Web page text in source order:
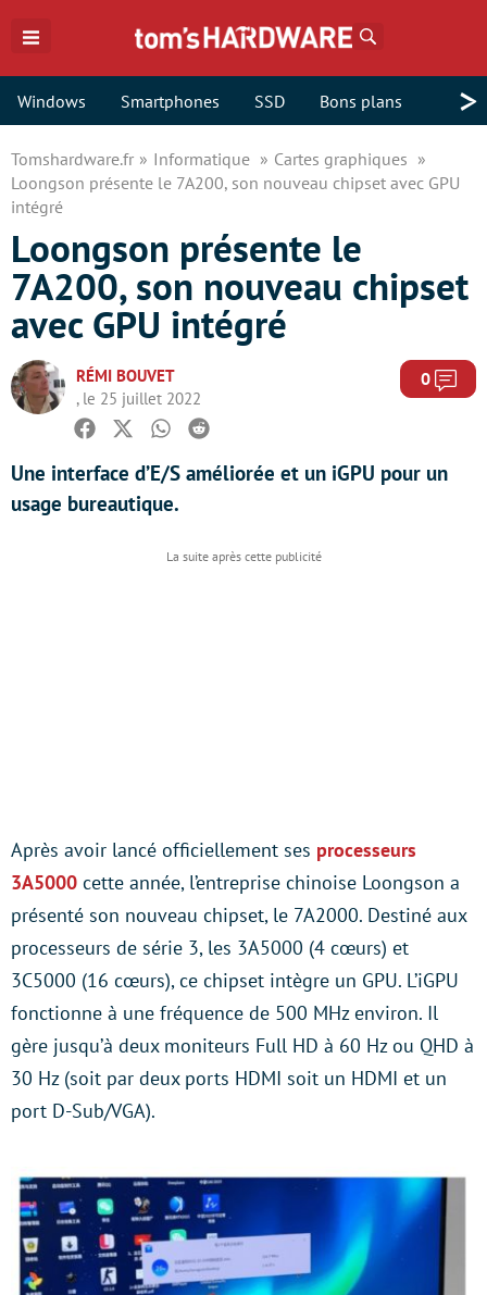
Windows Smartphones SSD Bons plans >
Tomshardware.fr Informatique
Cartes graphiques
Loongson présente le 7A200, son nouveau chipset avec GPU
intégré
Loongson présente le
7A200, son nouveau chipset
avec GPU intégré
RÉMI BOUVET
, le 25 juillet 2022
0
Facebook
TwitterWhatsapp
Reddit
Une interface d’E/S améliorée et un iGPU pour un
usage bureautique.
Après avoir lancé officiellement ses processeurs
3A5000 cette année, l’entreprise chinoise Loongson a
présenté son nouveau chipset, le 7A2000. Destiné aux
processeurs de série 3, les 3A5000 (4 cœurs) et
3C5000 (16 cœurs), ce chipset intègre un GPU. L’iGPU
fonctionne à une fréquence de 500 MHz environ. Il
gère jusqu’à deux moniteurs Full HD à 60 Hz ou QHD à
30 Hz (soit par deux ports HDMI soit un HDMI et un
port D-Sub/VGA).